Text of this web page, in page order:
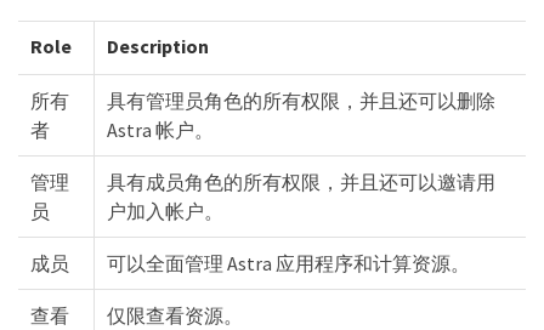
Role Description
所有
者
具有管理员角色的所有权限，并且还可以删除
Astra 帐户。
管理
员
具有成员角色的所有权限，并且还可以邀请用
户加入帐户。
成员 可以全面管理 Astra 应用程序和计算资源。
查看
仅限查看资源。